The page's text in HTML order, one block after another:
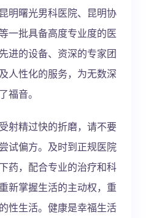
明曙光男科医院、昆明协
一批具备高度专业度的医
进的设备、资深的专家团
人性化的服务，为无数深
福音。
射精过快的折磨，请不要
试偏方。及时到正规医院
药，配合专业的治疗和科
新掌握生活的主动权，重
性生活。健康是幸福生活